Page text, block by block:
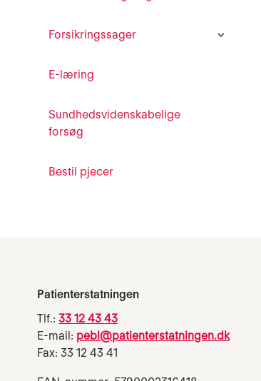
Forsikringssager
E-læring
Sundhedsvidenskabelige
forsøg
Bestil pjecer
Patienterstatningen
Tlf.: 33 12 43 43
E-mail: pebl@patienterstatningen.dk
Fax: 33 12 43 41